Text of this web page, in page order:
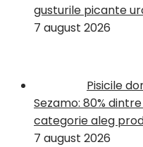
gusturile picante
7 august 2026
Pisicile
Sezamo: 80%
categorie aleg
7 august 2026